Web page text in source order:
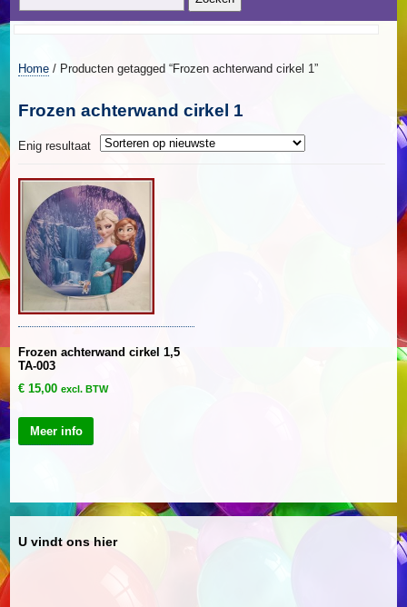
Home/ Producten getagged “Frozen achterwand cirkel 1”
Frozen achterwand cirkel 1
Enig resultaat
Frozen achterwand cirkel 1,5
TA-003
€15,00 excl. BTW
Meer info
U vindt ons hier